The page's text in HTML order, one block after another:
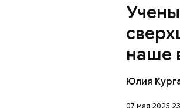
наше
Юлия
07 мая 2025
Фото:
12
своим
Дебаты
Анасума
юноша и